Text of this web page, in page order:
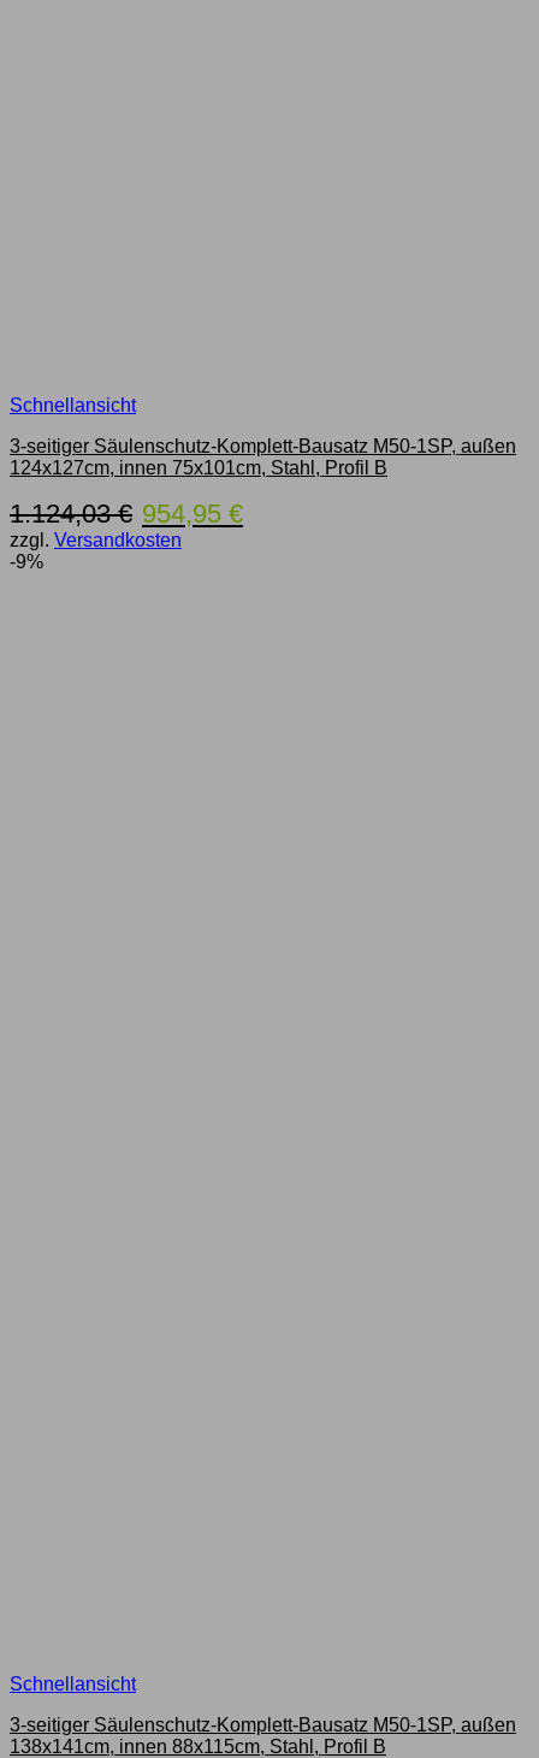
Schnellansicht
3-seitiger Säulenschutz-Komplett-Bausatz M50-1SP, außen
124x127cm, innen 75x101cm, Stahl, Profil B
1.124,03€ Ursprünglicher
Preis
war:
954,95 €Aktueller
Preis
zzgl. Versandkosten
-9%
Schnellansicht
3-seitiger Säulenschutz-Komplett-Bausatz M50-1SP, außen
138x141cm, innen 88x115cm, Stahl, Profil B